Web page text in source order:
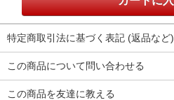
特定商取引法に基づく表記 (返品など)
この商品について問い合わせる
この商品を友達に教える